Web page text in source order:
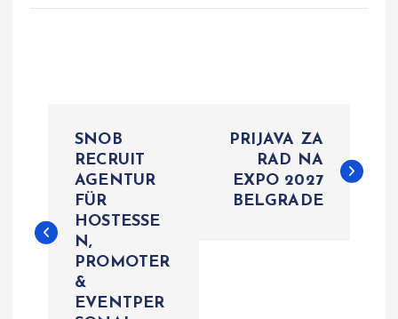
t
SNOB
RECRUIT
AGENTUR
FÜR
HOSTESSE
N,
PROMOTER
&
EVENTPER
PRIJAVA ZA
RAD NA
EXPO 2027
BELGRADE